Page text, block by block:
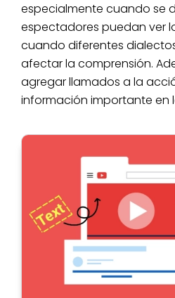
especialmente cuando se
espectadores puedan ver
cuando diferentes
afectar la comprensión.
agregar llamados a la
información importante en